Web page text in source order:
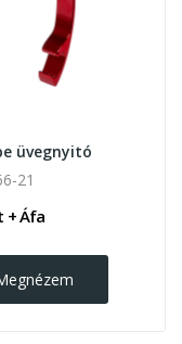
üvegnyitó
21
+ Áfa